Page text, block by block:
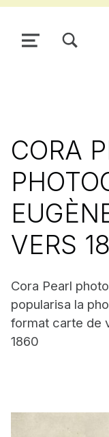
MENU
CORA
VERS
Cora Pearl
popularisa la
format carte de
1860